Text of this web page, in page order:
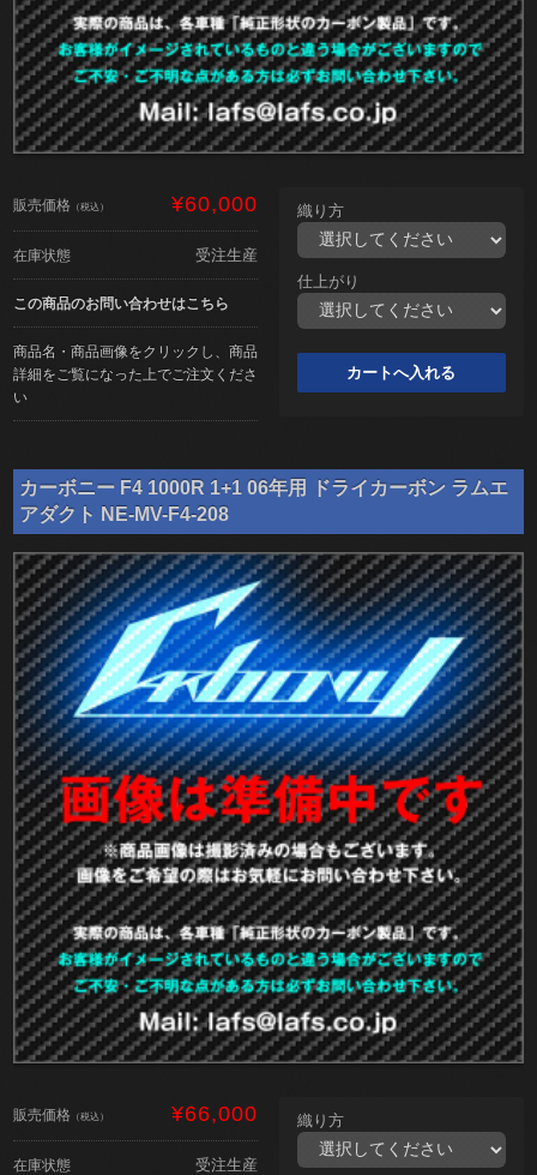
販売価格 （税込） ¥60,000
在庫状態 受注生産
この商品のお問い合わせはこちら
商品名・商品画像をクリックし、商品
詳細をご覧になった上でご注文くださ
い
織り方
仕上がり
カーボニー F4 1000R 1+1 06年用 ドライカーボン ラムエ
アダクト NE-MV-F4-208
販売価格 （税込） ¥66,000
在庫状態 受注生産
織り方